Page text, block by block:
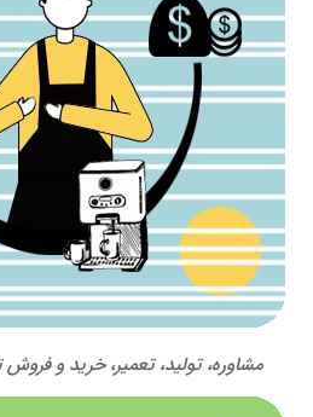
مشاوره، تولید، تعمیر، خرید و